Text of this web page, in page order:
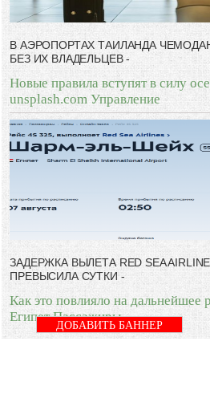
В АЭРОПОРТАХ ТАИЛАНДА
БЕЗ ИХ ВЛАДЕЛЬЦЕВ -
Новые правила вступят в силу
unsplash.com Управление
ЗАДЕРЖКА ВЫЛЕТА RED SEA
ПРЕВЫСИЛА СУТКИ -
Как это повлияло на дальнейшее
Египет Пассажиры
ДОБАВИТЬ БАННЕР